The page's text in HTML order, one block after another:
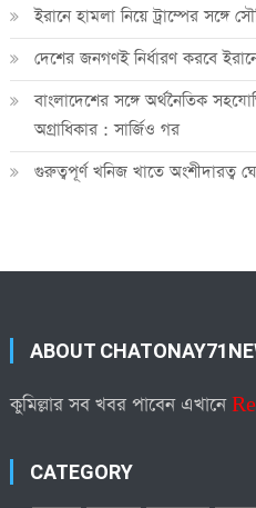
ইরানে হামলা নিয়ে ট্রাম্পের সঙ্গে
দেশের জনগণই নির্ধারণ করবে
বাংলাদেশের সঙ্গে অর্থনৈতিক
অগ্রাধিকার : সার্জিও গর
গুরুত্বপূর্ণ খনিজ খাতে অংশীদারত্ব
ABOUT
কুমিল্লার সব খবর পাবেন এখানে
CATEGORY